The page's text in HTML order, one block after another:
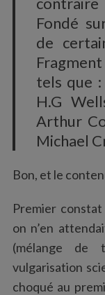
Fondé
de
tels que
H.G
Arthur
Michael
Bon, et le
Premier
on n’en
(mélange de
vulgarisation
choqué au